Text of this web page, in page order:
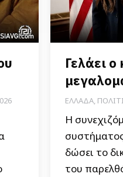
Γελάει
ΕΛΛΑΔΑ,
Η
δώσει το
του